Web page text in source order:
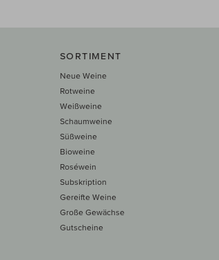
SORTIMENT
Neue Weine
Rotweine
Weißweine
Schaumweine
Süßweine
Bioweine
Roséwein
Subskription
Gereifte Weine
Große Gewächse
Gutscheine